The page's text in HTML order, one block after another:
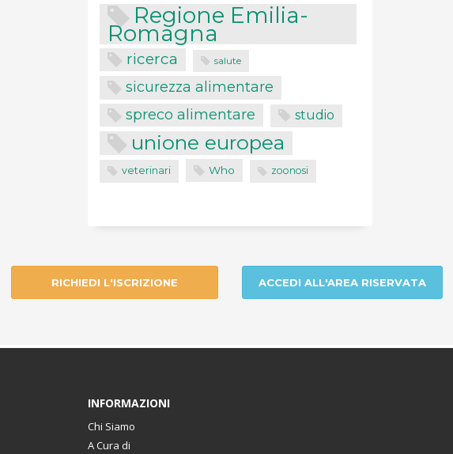
Regione Emilia-
Romagna
ricerca salute
sicurezza alimentare
spreco alimentare studio
unione europea
veterinari Who zoonosi
RICHIEDI L'ISCRIZIONE ACCEDI ALL'AREA RISERVATA
INFORMAZIONI
Chi Siamo
A Cura di